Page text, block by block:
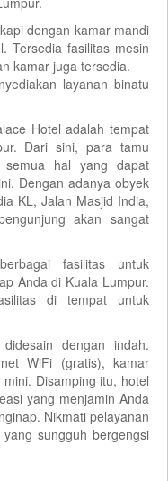
dengan kamar mandi
Tersedia fasilitas mesin
kamar juga tersedia.
layanan binatu
Hotel adalah tempat
Dari sini, para tamu
hal yang dapat
Dengan adanya obyek
KL, Jalan Masjid India,
akan sangat
fasilitas untuk
Anda di Kuala Lumpur.
di tempat untuk
dengan indah.
WiFi (gratis), kamar
Disamping itu, hotel
yang menjamin Anda
Nikmati pelayanan
sungguh bergengsi